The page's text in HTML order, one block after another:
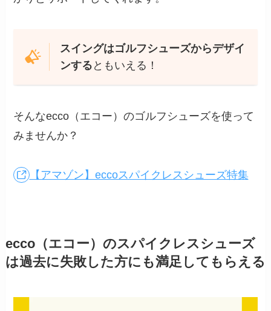
スイングはゴルフシューズからデザイ
ンする ともいえる！
そんなecco（エコー）のゴルフシューズを使って
みませんか？
【アマゾン】eccoスパイクレスシューズ特集
ecco（エコー）のスパイクレスシューズ
は過去に失敗した方にも満足してもらえる